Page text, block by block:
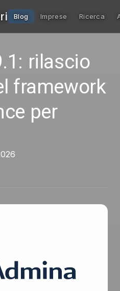
Blog Imprese Ricerca
rilascio
framework
per